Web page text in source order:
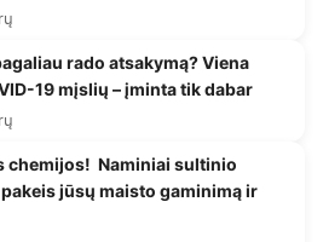
rado atsakymą? Viena
19 mįslių – įminta tik dabar
chemijos! Naminiai sultinio
jūsų maisto gaminimą ir